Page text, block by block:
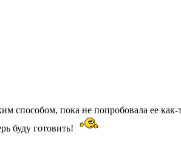
способом, пока не попробовала ее
буду готовить!